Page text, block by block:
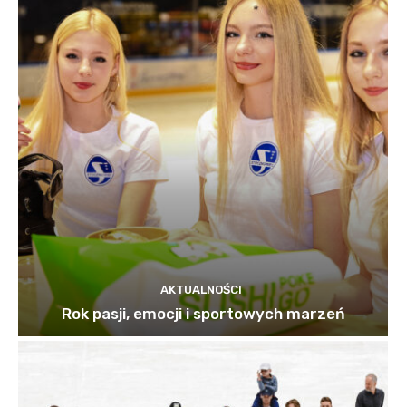
AKTUALNOŚCI
Rok pasji, emocji i sportowych marzeń